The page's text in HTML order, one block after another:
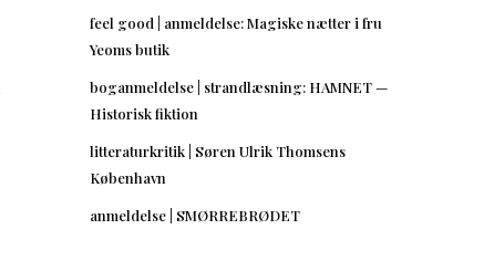
feel good | anmeldelse: Magiske nætter i fru
Yeoms butik
boganmeldelse | strandlæsning: HAMNET —
Historisk fiktion
litteraturkritik | Søren Ulrik Thomsens
København
anmeldelse | SMØRREBRØDET